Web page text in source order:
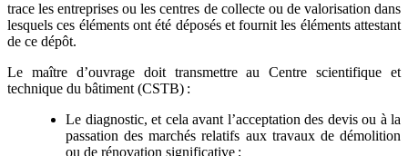
trace les entreprises ou les centres de collecte ou de valorisation dans
lesquels ces éléments ont été déposés et fournit les éléments attestant
de ce dépôt.
Le maître d’ouvrage doit transmettre au Centre scientifique et
technique du bâtiment (CSTB) :
Le diagnostic, et cela avant l’acceptation des devis ou à la
passation des marchés relatifs aux travaux de démolition
ou de rénovation significative ;